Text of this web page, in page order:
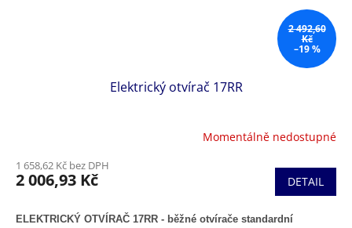
2 492,60
Kč
–19 %
Elektrický otvírač 17RR
Momentálně nedostupné
1 658,62 Kč bez DPH
2 006,93 Kč DETAIL
ELEKTRICKÝ OTVÍRAČ 17RR - běžné otvírače standardní